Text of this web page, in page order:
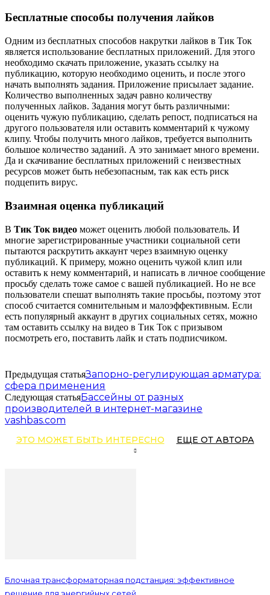
Бесплатные способы получения лайков
Одним из бесплатных способов накрутки лайков в Тик Ток
является использование бесплатных приложений. Для этого
необходимо скачать приложение, указать ссылку на
публикацию, которую необходимо оценить, и после этого
начать выполнять задания. Приложение присылает задание.
Количество выполненных задач равно количеству
полученных лайков. Задания могут быть различными:
оценить чужую публикацию, сделать репост, подписаться на
другого пользователя или оставить комментарий к чужому
клипу. Чтобы получить много лайков, требуется выполнить
большое количество заданий. А это занимает много времени.
Да и скачивание бесплатных приложений с неизвестных
ресурсов может быть небезопасным, так как есть риск
подцепить вирус.
Взаимная оценка публикаций
В Тик Ток видео может оценить любой пользователь. И
многие зарегистрированные участники социальной сети
пытаются раскрутить аккаунт через взаимную оценку
публикаций. К примеру, можно оценить чужой клип или
оставить к нему комментарий, и написать в личное сообщение
просьбу сделать тоже самое с вашей публикацией. Но не все
пользователи спешат выполнять такие просьбы, поэтому этот
способ считается сомнительным и малоэффективным. Если
есть популярный аккаунт в других социальных сетях, можно
там оставить ссылку на видео в Тик Ток с призывом
посмотреть его, поставить лайк и стать подписчиком.
Предыдущая статьяЗапорно-регулирующая арматура:
сфера применения
Следующая статьяБассейны от разных
производителей в интернет-магазине
vashbas.com
ЭТО МОЖЕТ БЫТЬ ИНТЕРЕСНО ЕЩЕ ОТ АВТОРА
Блочная трансформаторная подстанция: эффективное